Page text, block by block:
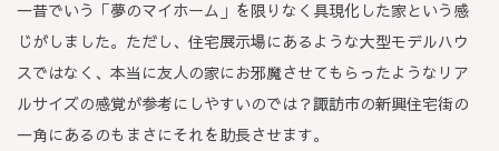
一昔でいう「夢のマイホーム」を限りなく具現化した家という感
じがしました。ただし、住宅展示場にあるような大型モデルハウ
スではなく、本当に友人の家にお邪魔させてもらったようなリア
ルサイズの感覚が参考にしやすいのでは？諏訪市の新興住宅街の
一角にあるのもまさにそれを助長させます。